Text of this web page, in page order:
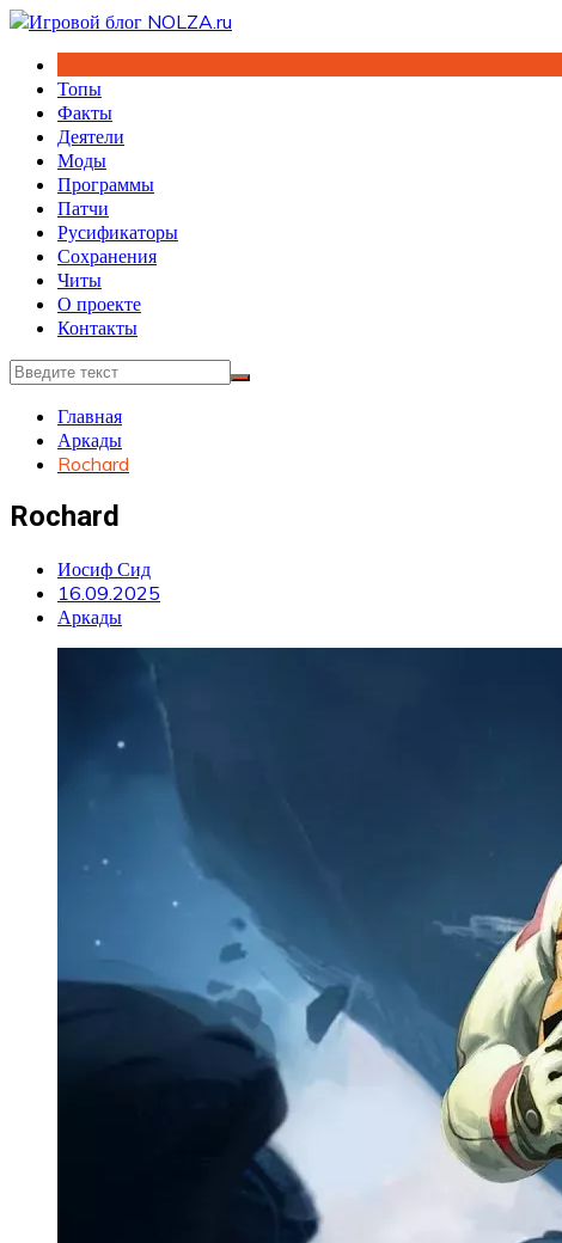
Перейти
содержимому
Топы
Факты
Деятели
Моды
Программы
Патчи
Русификаторы
Сохранения
Читы
О проекте
Контакты
Главная
Аркады
Rochard
Rochard
Иосиф Сид
16.09.2025
Аркады